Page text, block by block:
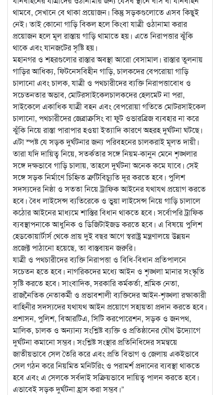
থামবে, সেখানে বে থাকা প্রয়োজন। কিন্তু সড়কগুলোতে এসব কিছুই
নেই। তাই কোনো গাড়ি বিকল হলে কিংবা যাত্রী ওঠানামা করার
প্রয়োজন হলে মূল রাস্তায় গাড়ি থামাতে হয়। এতে নিরাপত্তার ঝুঁকি
থাকে এবং যানজটের সৃষ্টি হয়।
মহানগর ও শহরগুলোর রাস্তার অবস্থা আরো বেসামাল। রাস্তার তুলনায়
গাড়ির আধিক্য, ফিটনেসবিহীন গাড়ি, চালকদের বেপরোয়া গাড়ি
চালানো এবং চালক, যাত্রী ও পথচারীদের ব্যক্তি নিরাপত্তাবোধ ও
সচেতনতার অভাব, মোটরসাইকেলচালকদের হেলমেট না পরা,
সাইকেলে একাধিক যাত্রী বহন এবং বেপরোয়া গতিতে মোটরসাইকেল
চালানো, পথচারীদের জেব্রাক্রসিং বা ফুট ওভারব্রিজ ব্যবহার না করে
ঝুঁকি নিয়ে রাস্তা পারাপার হওয়া ইত্যাদি কারণে অহরহ দুর্ঘটনা ঘটছে।
এটা স্পষ্ট যে সড়ক দুর্ঘটনার জন্য পরিবহনের চালকরাই মূলত দায়ী।
তারা যদি দায়িত্ব নিয়ে, সতর্কতার সঙ্গে নিয়ম-কানুন মেনে শৃঙ্খলার
সঙ্গে দক্ষভাবে গাড়ি চালায়, তাহলে দুর্ঘটনা অনেক কমে যাবে। সেই
সঙ্গে সড়ক নির্মাণে চিহ্নিত ত্রুটিবিচ্যুতি দূর করতে হবে। পুলিশ
সদস্যদের নিষ্ঠা ও সততা নিয়ে ট্রাফিক আইনের যথাযথ প্রয়োগ করতে
হবে। বৈধ লাইসেন্স ব্যতিরেকে ও ভুয়া লাইসেন্স নিয়ে গাড়ি চালালে
কঠোর আইনের মাধ্যমে শাস্তির বিধান থাকতে হবে। সর্বোপরি ট্রাফিক
ব্যবস্থাপনাকে আধুনিক ও ডিজিটাইজড করতে হবে। এ বিষয়ে পুলিশ
হেডকোয়ার্টার্স থেকে প্রায় দুই বছর আগে স্বরাষ্ট্র মন্ত্রণালয়ে উন্নয়ন
প্রজেক্ট পাঠানো হয়েছে, তা বাস্তবায়ন জরুরি।
যাত্রী ও পথচারীদের ব্যক্তি নিরাপত্তা ও বিধি-বিধান প্রতিপালনে
সচেতন হতে হবে। নাগরিকদের মধ্যে আইন ও শৃঙ্খলা মানার সংস্কৃতি
সৃষ্টি করতে হবে। সাংবাদিক, সরকারি কর্মকর্তা, শ্রমিক নেতা,
রাজনৈতিক নেতাকর্মী ও প্রভাবশালী ব্যক্তিদের আইন-শৃঙ্খলা রক্ষাকারী
বাহিনীর সদস্যদের যথাযথ আইন প্রয়োগে সহায়তা প্রদান করতে হবে।
প্রশাসন, পুলিশ, বিআরটিএ, সিটি করপোরেশন, সড়ক ও জনপথ,
মালিক, চালক ও অন্যান্য সংশ্লিষ্ট ব্যক্তি ও প্রতিষ্ঠানের যৌথ উদ্যোগে
দুর্ঘটনা কমানো সম্ভব। সংশ্লিষ্ট সংস্থার প্রতিনিধিদের সমন্বয়ে
জাতীয়ভাবে সেল তৈরি করে এবং প্রতি বিভাগ ও জেলায় একইভাবে
সেল গঠন করে নিয়মিত মনিটরিং ও পরামর্শ প্রদানের ব্যবস্থা থাকতে
হবে এবং এ সেলকে সর্বদাই সক্রিয়ভাবে দায়িত্ব পালন করতে হবে।
এভাবেই সড়ক দুর্ঘটনা হ্রাস করা সম্ভব।”